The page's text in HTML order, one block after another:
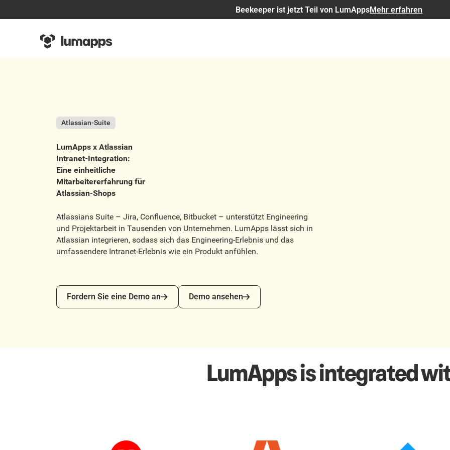
Beekeeper ist jetzt Teil von LumAppsMehr erfahren
Atlassian-Suite
LumApps x Atlassian
Intranet-Integration:
Eine einheitliche
Mitarbeitererfahrung für
Atlassian-Shops
Atlassians Suite – Jira, Confluence, Bitbucket – unterstützt Engineering
und Projektarbeit in Tausenden von Unternehmen. LumApps lässt sich in
Atlassian integrieren, sodass sich das Engineering-Erlebnis und das
umfassendere Intranet-Erlebnis wie ein Produkt anfühlen.
Fordern Sie eine Demo an
Fordern Sie eine Demo an
Demo ansehen
Demo ansehen
LumApps is integrated